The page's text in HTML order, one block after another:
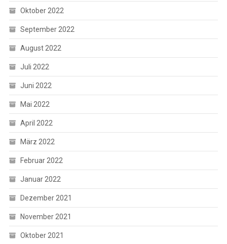
Oktober 2022
September 2022
August 2022
Juli 2022
Juni 2022
Mai 2022
April 2022
März 2022
Februar 2022
Januar 2022
Dezember 2021
November 2021
Oktober 2021